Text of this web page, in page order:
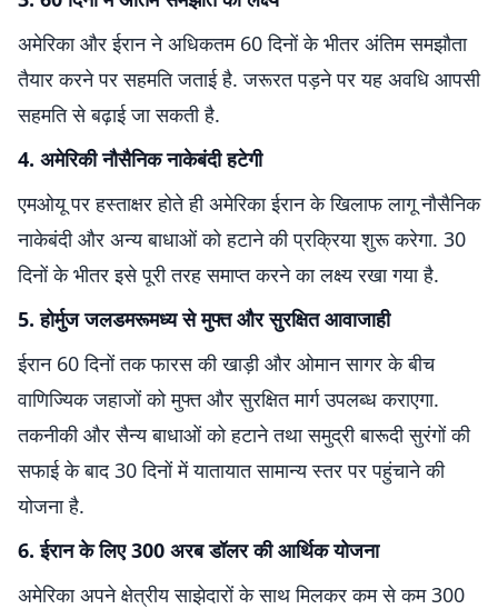
अमेरिका और ईरान ने अधिकतम 60 दिनों के भीतर अंतिम समझौता
तैयार करने पर सहमति जताई है. जरूरत पड़ने पर यह अवधि आपसी
सहमति से बढ़ाई जा सकती है.
4. अमेरिकी नौसैनिक नाकेबंदी हटेगी
एमओयू पर हस्ताक्षर होते ही अमेरिका ईरान के खिलाफ लागू नौसैनिक
नाकेबंदी और अन्य बाधाओं को हटाने की प्रक्रिया शुरू करेगा. 30
दिनों के भीतर इसे पूरी तरह समाप्त करने का लक्ष्य रखा गया है.
5. होर्मुज जलडमरूमध्य से मुफ्त और सुरक्षित आवाजाही
ईरान 60 दिनों तक फारस की खाड़ी और ओमान सागर के बीच
वाणिज्यिक जहाजों को मुफ्त और सुरक्षित मार्ग उपलब्ध कराएगा.
तकनीकी और सैन्य बाधाओं को हटाने तथा समुद्री बारूदी सुरंगों की
सफाई के बाद 30 दिनों में यातायात सामान्य स्तर पर पहुंचाने की
योजना है.
6. ईरान के लिए 300 अरब डॉलर की आर्थिक योजना
अमेरिका अपने क्षेत्रीय साझेदारों के साथ मिलकर कम से कम 300